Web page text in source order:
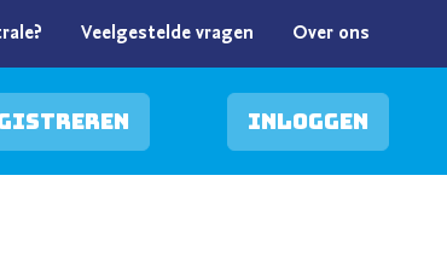
Veelgestelde vragen Over ons
Inloggen